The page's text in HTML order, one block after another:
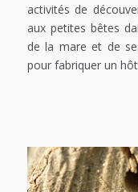
activités de
aux petites bêtes
de la mare et de
pour fabriquer un